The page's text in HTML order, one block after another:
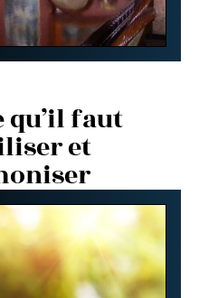
qu’il faut
et